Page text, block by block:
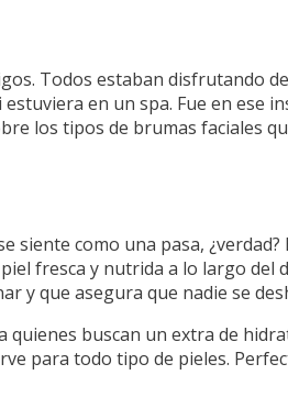
Todos estaban disfrutando
en un spa. Fue en ese
los tipos de brumas faciales
siente como una pasa, ¿verdad?
fresca y nutrida a lo largo del
y que asegura que nadie se
quienes buscan un extra de
para todo tipo de pieles.